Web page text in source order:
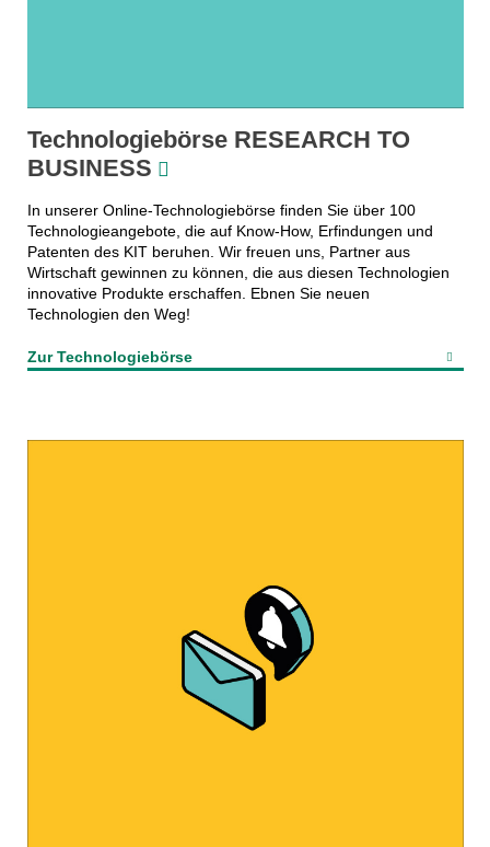
Technologiebörse RESEARCH TO
BUSINESS
In unserer Online-Technologiebörse finden Sie über 100
Technologieangebote, die auf Know-How, Erfindungen und
Patenten des KIT beruhen. Wir freuen uns, Partner aus
Wirtschaft gewinnen zu können, die aus diesen Technologien
innovative Produkte erschaffen. Ebnen Sie neuen
Technologien den Weg!
Zur Technologiebörse